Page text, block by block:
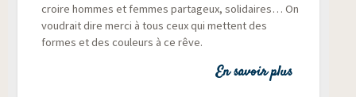
croire hommes et femmes par­ta­geux, soli­daires… On
vou­drait dire mer­ci à tous ceux qui mettent des
formes et des cou­leurs à ce rêve.
En savoir plus